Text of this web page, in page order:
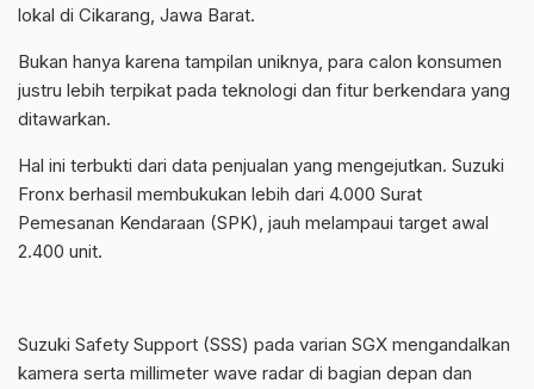
lokal di Cikarang, Jawa Barat.
Bukan hanya karena tampilan uniknya, para calon konsumen
justru lebih terpikat pada teknologi dan fitur berkendara yang
ditawarkan.
Hal ini terbukti dari data penjualan yang mengejutkan. Suzuki
Fronx berhasil membukukan lebih dari 4.000 Surat
Pemesanan Kendaraan (SPK), jauh melampaui target awal
2.400 unit.
Suzuki Safety Support (SSS) pada varian SGX mengandalkan
kamera serta millimeter wave radar di bagian depan dan